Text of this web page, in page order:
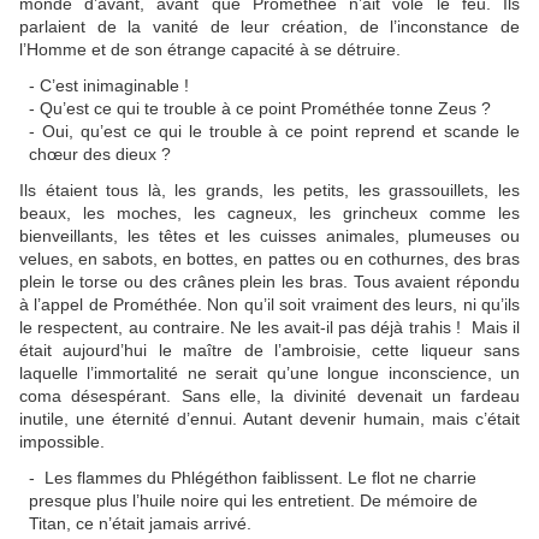
parlaient de la vanité de leur création, de l’inconstance de
l’Homme et de son étrange capacité à se détruire.
- C’est inimaginable !
- Qu’est ce qui te trouble à ce point Prométhée tonne Zeus ?
- Oui, qu’est ce qui le trouble à ce point reprend et scande le
chœur des dieux ?
Ils étaient tous là, les grands, les petits, les grassouillets, les
beaux, les moches, les cagneux, les grincheux comme les
bienveillants, les têtes et les cuisses animales, plumeuses ou
velues, en sabots, en bottes, en pattes ou en cothurnes, des bras
plein le torse ou des crânes plein les bras. Tous avaient répondu
à l’appel de Prométhée. Non qu’il soit vraiment des leurs, ni qu’ils
le respectent, au contraire. Ne les avait-il pas déjà trahis ! Mais il
était aujourd’hui le maître de l’ambroisie, cette liqueur sans
laquelle l’immortalité ne serait qu’une longue inconscience, un
coma désespérant. Sans elle, la divinité devenait un fardeau
inutile, une éternité d’ennui. Autant devenir humain, mais c’était
impossible.
- Les flammes du Phlégéthon faiblissent. Le flot ne charrie
presque plus l’huile noire qui les entretient. De mémoire de
Titan, ce n’était jamais arrivé.